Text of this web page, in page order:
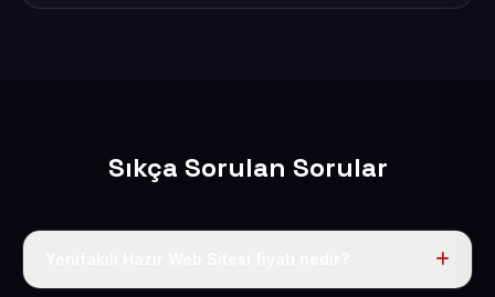
Sıkça Sorulan Sorular